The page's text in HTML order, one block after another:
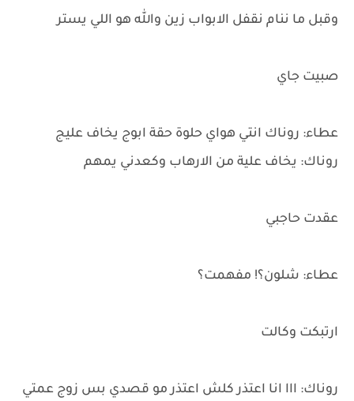
وقبل ما ننام نقفل الابواب زين والله هو اللي يستر
صبيت جاي
عطاء: روناك انتي هواي حلوة حقة ابوج يخاف عليج
روناك: يخاف علية من الارهاب وكعدني يمهم
عقدت حاجبي
عطاء: شلون؟! مفهمت؟
ارتبكت وكالت
روناك: ااا انا اعتذر كلش اعتذر مو قصدي بس زوج عمتي